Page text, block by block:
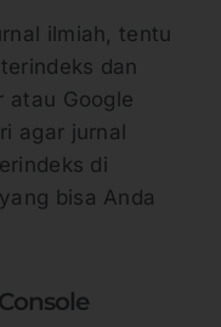
ilmiah, tentu
dan
atau Google
agar jurnal
di
bisa Anda